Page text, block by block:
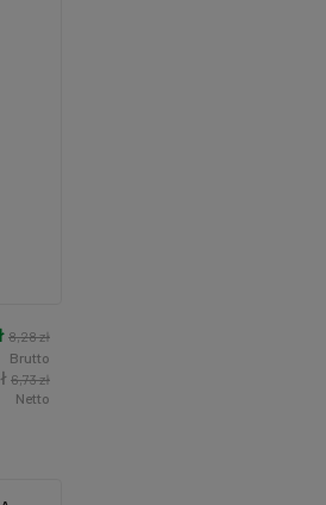
8,28 zł
Brutto
6,73 zł
Netto